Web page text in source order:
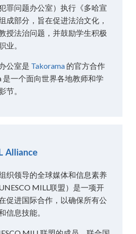
罪问题办公室）执行《多哈宣
成部分，旨在促进法治文化，
授法治问题，并鼓励学生积极
业。
公室是 Takorama 的官方合作
是一个面向世界各地教师和学
节。
Alliance
织领导的全球媒体和信息素养
MILL联盟）是一项开
促进国际合作，以确保所有公
信息技能。